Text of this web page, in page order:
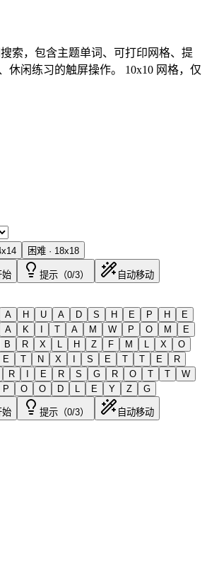
索，包含主题单词、可打印网格、提
休闲练习的触屏操作。
10x10 网格，仅
x14 困难 · 18x18
始 提示（0/3） 自动移动
A H U A D S H E P H
E
A K I T A M W P O M
E
B R X L H Z F M L X
O
E T N X I S E T T E
R
R I E R S G R O T T
W
P O O D L E Y Z G
始 提示（0/3） 自动移动